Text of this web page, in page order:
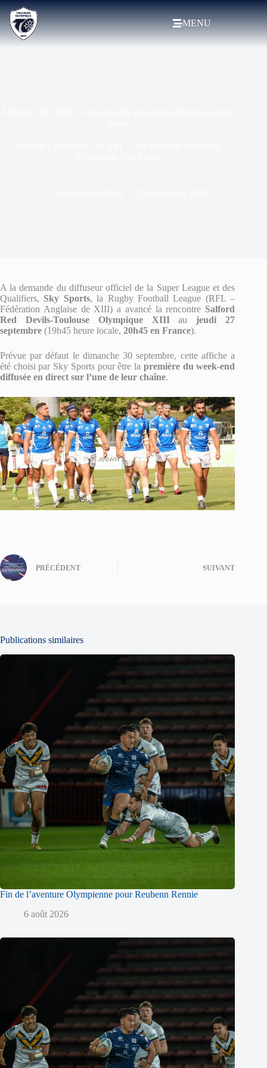
MENU
A la demande du diffuseur officiel de la Super League et des
Qualifiers, Sky Sports, la Rugby Football League (RFL –
Fédération Anglaise de XIII) a avancé la rencontre Salford
Red Devils-Toulouse Olympique XIIIau jeudi 27
septembre (19h45 heure locale, 20h45 en France).
Prévue par défaut le dimanche 30 septembre, cette affiche a
été choisi par Sky Sports pour être la première du week-end
diffusée en direct sur l’une de leur chaîne.
PRÉCÉDENT SUIVANT
Publications similaires
Fin de l’aventure Olympienne pour Reubenn Rennie
6 août 2026